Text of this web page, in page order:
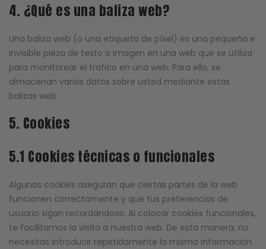
4. ¿Qué es una baliza web?
Una baliza web (o una etiqueta de píxel) es una pequeña e
invisible pieza de texto o imagen en una web que se utiliza
para monitorear el tráfico en una web. Para ello, se
almacenan varios datos sobre usted mediante estas
balizas web.
5. Cookies
5.1 Cookies técnicas o funcionales
Algunas cookies aseguran que ciertas partes de la web
funcionen correctamente y que tus preferencias de
usuario sigan recordándose. Al colocar cookies funcionales,
te facilitamos la visita a nuestra web. De esta manera, no
necesitas introducir repetidamente la misma información